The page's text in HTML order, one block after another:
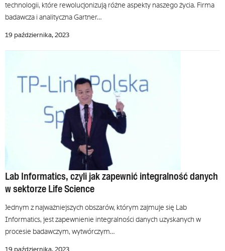
technologii, które rewolucjonizują różne aspekty naszego życia. Firma
badawcza i analityczna Gartner…
19 października, 2023
Lab Informatics, czyli jak zapewnić integralność danych
w sektorze Life Science
Jednym z najważniejszych obszarów, którym zajmuje się Lab
Informatics, jest zapewnienie integralności danych uzyskanych w
procesie badawczym, wytwórczym…